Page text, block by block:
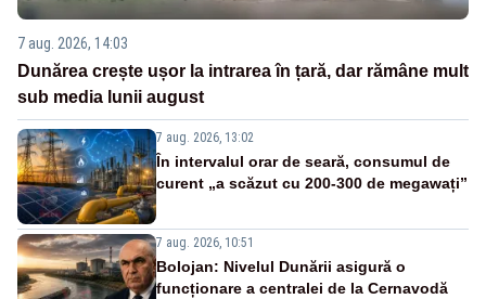
7 aug. 2026, 14:03
Dunărea crește ușor la intrarea în țară, dar rămâne mult
sub media lunii august
7 aug. 2026, 13:02
În intervalul orar de seară, consumul de
curent „a scăzut cu 200-300 de megawați”
7 aug. 2026, 10:51
Bolojan: Nivelul Dunării asigură o
funcționare a centralei de la Cernavodă